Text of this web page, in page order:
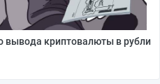
вывода криптовалюты в рубли